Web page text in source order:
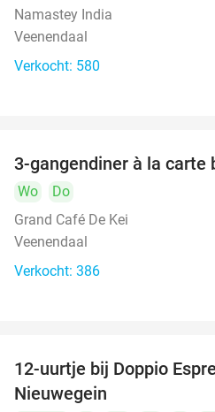
Namastey India
Veenendaal
Verkocht: 580
3-gangendiner à la carte
Wo
Do
Grand Café De Kei
Veenendaal
Verkocht: 386
12-uurtje bij Doppio
Nieuwegein